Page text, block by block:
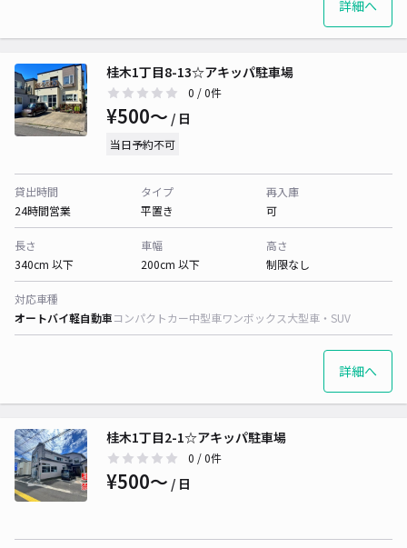
詳細へ
桂木1丁目8-13☆アキッパ駐車場
0 / 0件
¥500〜 / 日
当日予約不可
貸出時間
24時間営業
タイプ
平置き
再入庫
可
長さ
340cm 以下
車幅
200cm 以下
高さ
制限なし
対応車種
オートバイ軽自動車コンパクトカー中型車ワンボックス大型車・SUV
詳細へ
桂木1丁目2-1☆アキッパ駐車場
0 / 0件
¥500〜 / 日